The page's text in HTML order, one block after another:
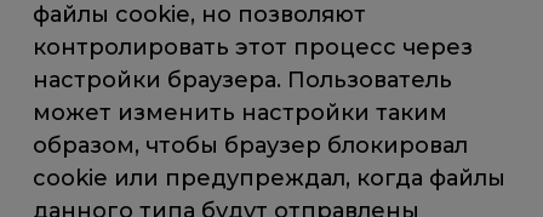
файлы cookie, но позволяют
контролировать этот процесс через
настройки браузера. Пользователь
может изменить настройки таким
образом, чтобы браузер блокировал
cookie или предупреждал, когда файлы
данного типа будут отправлены